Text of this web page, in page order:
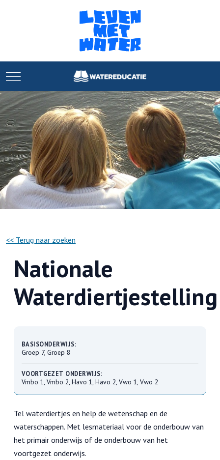
Mobile Menu Toggle
<< Terug naar zoeken
Nationale
Waterdiertjestelling
BASISONDERWIJS:
Groep 7, Groep 8
VOORTGEZET ONDERWIJS:
Vmbo 1, Vmbo 2, Havo 1, Havo 2, Vwo 1, Vwo 2
Tel waterdiertjes en help de wetenschap en de
waterschappen. Met lesmateriaal voor de onderbouw van
het primair onderwijs of de onderbouw van het
voortgezet onderwijs.